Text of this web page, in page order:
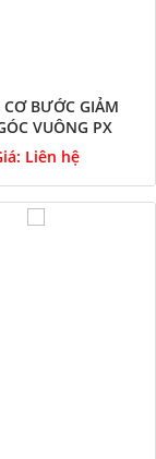
BƯỚC GIẢM
VUÔNG PX
Liên hệ